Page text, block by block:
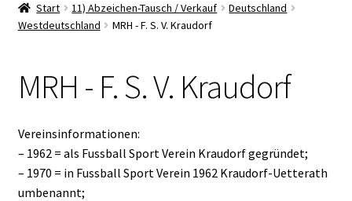
Start 11) Abzeichen-Tausch / Verkauf
Deutschland
Westdeutschland
MRH - F. S. V. Kraudorf
MRH - F. S. V. Kraudorf
Vereinsinformationen:
– 1962 = als Fussball Sport Verein Kraudorf gegründet;
– 1970 = in Fussball Sport Verein 1962 Kraudorf-Uetterath
umbenannt;